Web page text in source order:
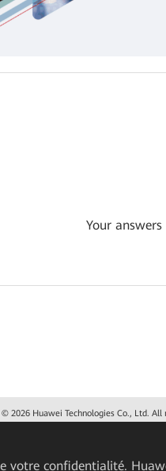
Your
2026 Huawei Technologies Co., Ltd. All
votre confidentialité.